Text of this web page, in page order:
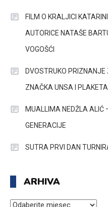
FILM O KRALJICI
AUTORICE NATAŠE
VOGOŠĆI
DVOSTRUKO
ZNAČKA UNSA I
MUALLIMA NEDŽLA ALIĆ
GENERACIJE
SUTRA PRVI DAN
ARHIVA
ARHIVA